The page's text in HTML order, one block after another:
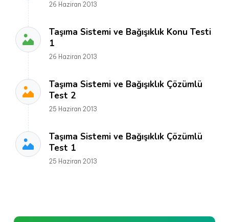
26 Haziran 2013
Taşıma Sistemi ve Bağışıklık Konu Testi
1
26 Haziran 2013
Taşıma Sistemi ve Bağışıklık Çözümlü
Test 2
25 Haziran 2013
Taşıma Sistemi ve Bağışıklık Çözümlü
Test 1
25 Haziran 2013